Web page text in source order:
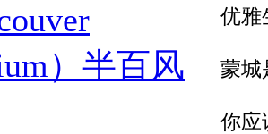
）半百风
优雅
蒙城
你应